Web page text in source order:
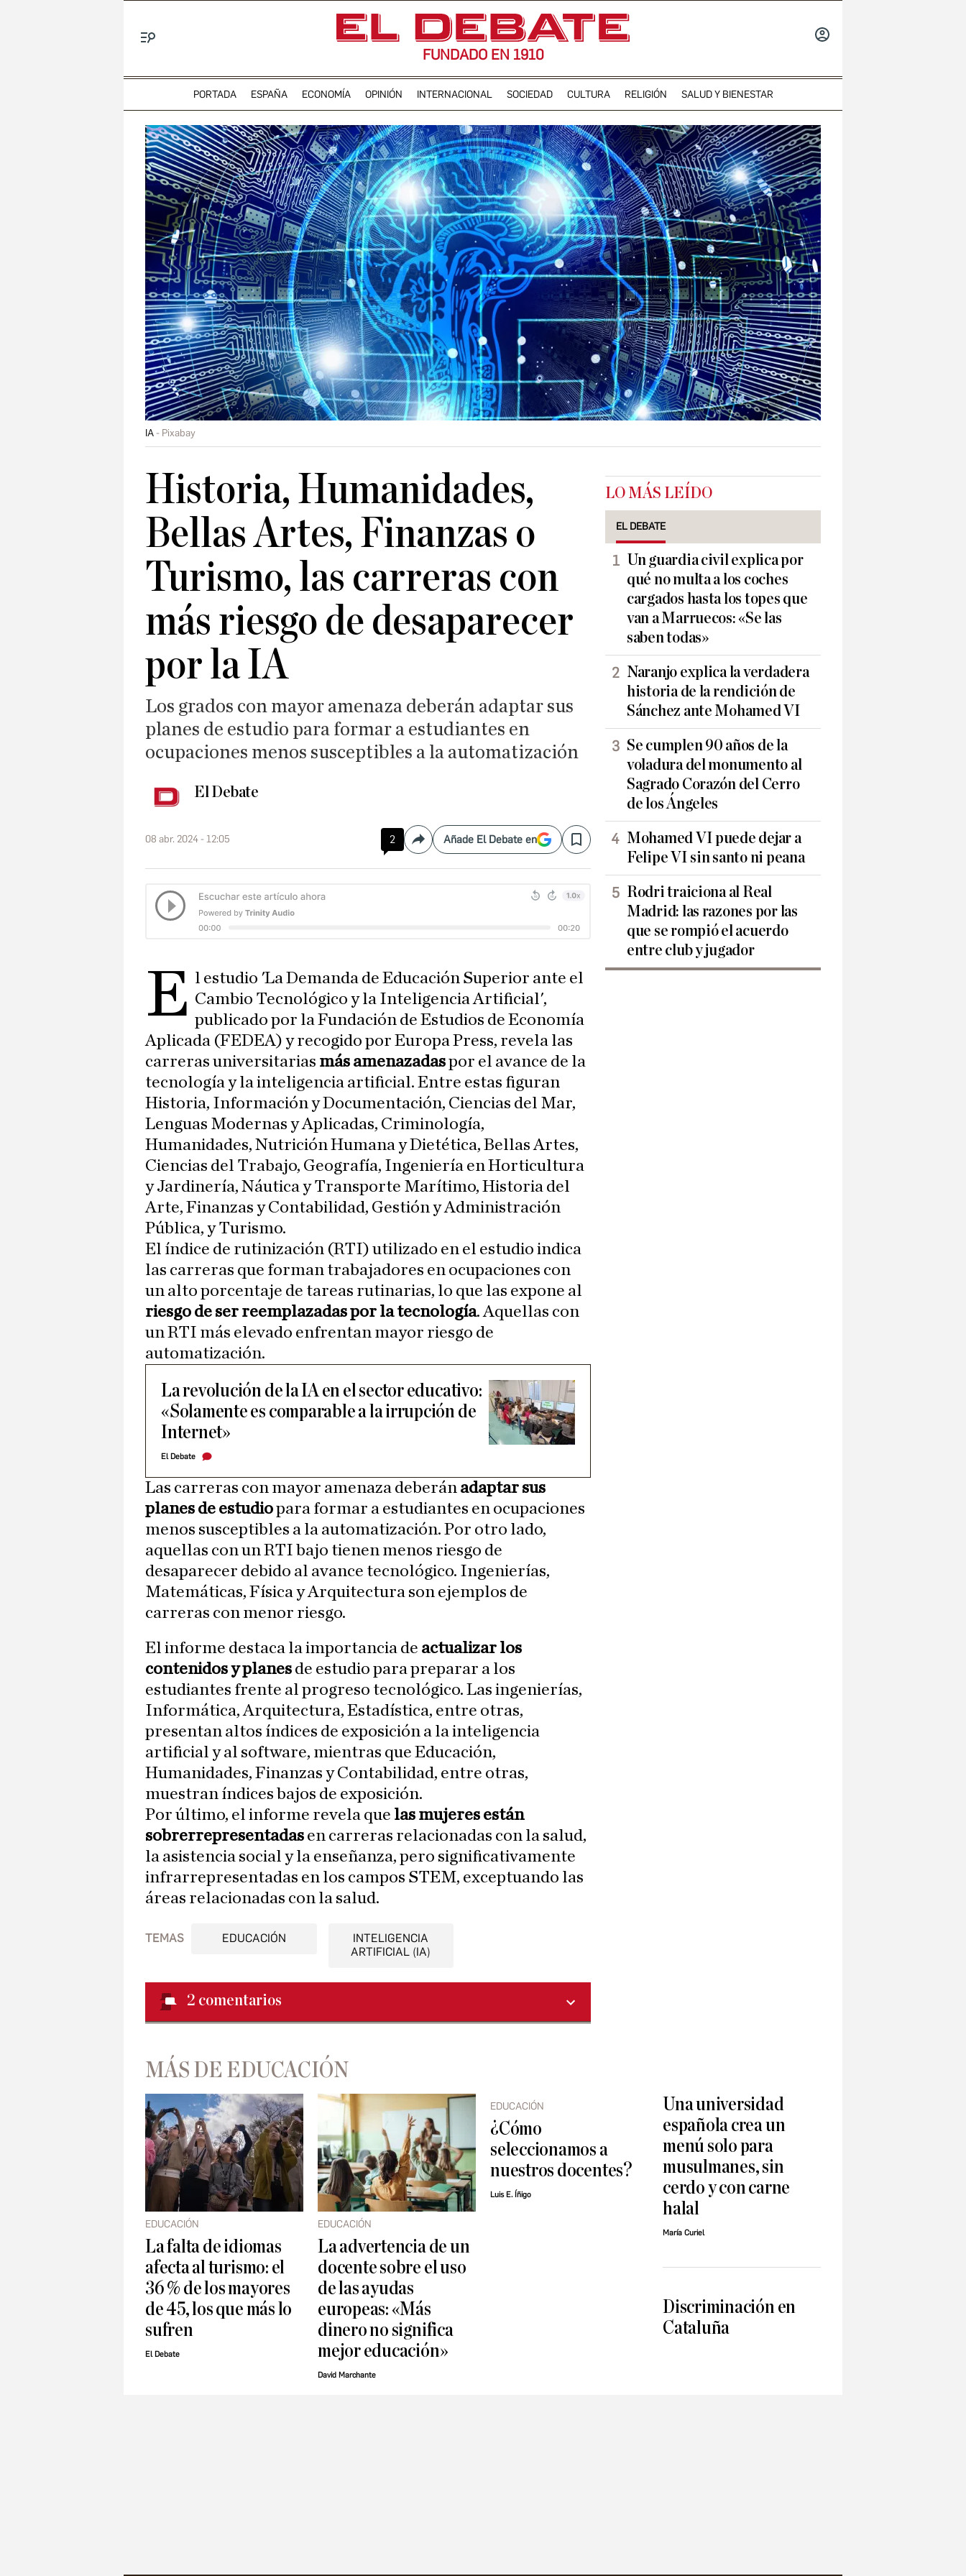
FUNDADO EN 1910
PORTADA ESPAÑA ECONOMÍA OPINIÓN INTERNACIONAL SOCIEDAD CULTURA RELIGIÓN SALUD Y BIENESTAR
IA Pixabay
Historia, Humanidades,
Bellas Artes, Finanzas o
Turismo, las carreras con
más riesgo de desaparecer
por la IA
Los grados con mayor amenaza deberán adaptar sus
planes de estudio para formar a estudiantes en
ocupaciones menos susceptibles a la automatización
El Debate
08 abr. 2024 - 12:05 2 CompartirAñade El Debate en Save
E l estudio 'La Demanda de Educación Superior ante el
Cambio Tecnológico y la Inteligencia Artificial',
publicado por la Fundación de Estudios de Economía
Aplicada (FEDEA) y recogido por Europa Press, revela las
carreras universitarias más amenazadaspor el avance de la
tecnología y la inteligencia artificial. Entre estas figuran
Historia, Información y Documentación, Ciencias del Mar,
Lenguas Modernas y Aplicadas, Criminología,
Humanidades, Nutrición Humana y Dietética, Bellas Artes,
Ciencias del Trabajo, Geografía, Ingeniería en Horticultura
y Jardinería, Náutica y Transporte Marítimo, Historia del
Arte, Finanzas y Contabilidad, Gestión y Administración
Pública, y Turismo.
El índice de rutinización (RTI) utilizado en el estudio indica
las carreras que forman trabajadores en ocupaciones con
un alto porcentaje de tareas rutinarias, lo que las expone al
riesgo de ser reemplazadas por la tecnología. Aquellas con
un RTI más elevado enfrentan mayor riesgo de
automatización.
La revolución de la IA en el sector educativo:
«Solamente es comparable a la irrupción de
Internet»
El Debate
Las carreras con mayor amenaza deberán adaptar sus
planes de estudiopara formar a estudiantes en ocupaciones
menos susceptibles a la automatización. Por otro lado,
aquellas con un RTI bajo tienen menos riesgo de
desaparecer debido al avance tecnológico. Ingenierías,
Matemáticas, Física y Arquitectura son ejemplos de
carreras con menor riesgo.
El informe destaca la importancia de actualizar los
contenidos y planes de estudio para preparar a los
estudiantes frente al progreso tecnológico. Las ingenierías,
Informática, Arquitectura, Estadística, entre otras,
presentan altos índices de exposición a la inteligencia
artificial y al software, mientras que Educación,
Humanidades, Finanzas y Contabilidad, entre otras,
muestran índices bajos de exposición.
Por último, el informe revela que las mujeres están
sobrerrepresentadas en carreras relacionadas con la salud,
la asistencia social y la enseñanza, pero significativamente
infrarrepresentadas en los campos STEM, exceptuando las
áreas relacionadas con la salud.
TEMAS EDUCACIÓN
INTELIGENCIA
ARTIFICIAL (IA)
2 comentarios
LO MÁS LEÍDO
EL DEBATE
Un guardia civil explica por
qué no multa a los coches
cargados hasta los topes que
van a Marruecos: «Se las
saben todas»
Naranjo explica la verdadera
historia de la rendición de
Sánchez ante Mohamed VI
Se cumplen 90 años de la
voladura del monumento al
Sagrado Corazón del Cerro
de los Ángeles
Mohamed VI puede dejar a
Felipe VI sin santo ni peana
Rodri traiciona al Real
Madrid: las razones por las
que se rompió el acuerdo
entre club y jugador
MÁS DE EDUCACIÓN
EDUCACIÓN
La falta de idiomas
afecta al turismo: el
36 % de los mayores
de 45, los que más lo
sufren
El Debate
EDUCACIÓN
La advertencia de un
docente sobre el uso
de las ayudas
europeas: «Más
dinero no significa
mejor educación»
David Marchante
EDUCACIÓN
¿Cómo
seleccionamos a
nuestros docentes?
Luis E. Íñigo
Una universidad
española crea un
menú solo para
musulmanes, sin
cerdo y con carne
halal
María Curiel
Discriminación en
Cataluña